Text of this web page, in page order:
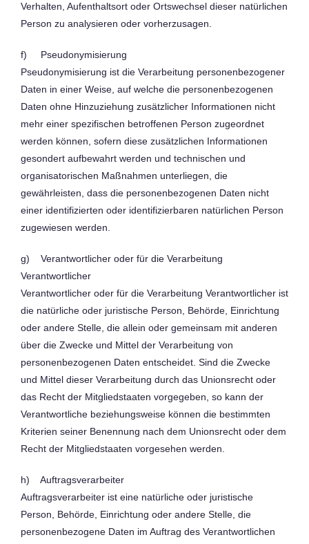
Verhalten, Aufenthaltsort oder Ortswechsel dieser natürlichen
Person zu analysieren oder vorherzusagen.
f) Pseudonymisierung
Pseudonymisierung ist die Verarbeitung personenbezogener
Daten in einer Weise, auf welche die personenbezogenen
Daten ohne Hinzuziehung zusätzlicher Informationen nicht
mehr einer spezifischen betroffenen Person zugeordnet
werden können, sofern diese zusätzlichen Informationen
gesondert aufbewahrt werden und technischen und
organisatorischen Maßnahmen unterliegen, die
gewährleisten, dass die personenbezogenen Daten nicht
einer identifizierten oder identifizierbaren natürlichen Person
zugewiesen werden.
g) Verantwortlicher oder für die Verarbeitung
Verantwortlicher
Verantwortlicher oder für die Verarbeitung Verantwortlicher ist
die natürliche oder juristische Person, Behörde, Einrichtung
oder andere Stelle, die allein oder gemeinsam mit anderen
über die Zwecke und Mittel der Verarbeitung von
personenbezogenen Daten entscheidet. Sind die Zwecke
und Mittel dieser Verarbeitung durch das Unionsrecht oder
das Recht der Mitgliedstaaten vorgegeben, so kann der
Verantwortliche beziehungsweise können die bestimmten
Kriterien seiner Benennung nach dem Unionsrecht oder dem
Recht der Mitgliedstaaten vorgesehen werden.
h) Auftragsverarbeiter
Auftragsverarbeiter ist eine natürliche oder juristische
Person, Behörde, Einrichtung oder andere Stelle, die
personenbezogene Daten im Auftrag des Verantwortlichen